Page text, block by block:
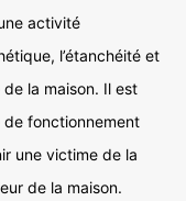
activité
l’étanchéité et
la maison. Il est
fonctionnement
une victime de la
de la maison.